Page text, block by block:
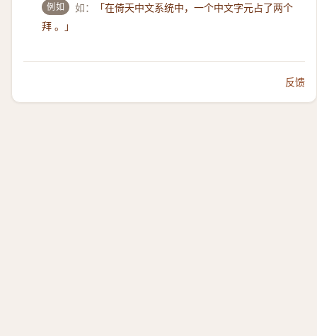
例如 如：
「在倚天中文系统中，一个中文字元占了两个
拜 。」
反馈